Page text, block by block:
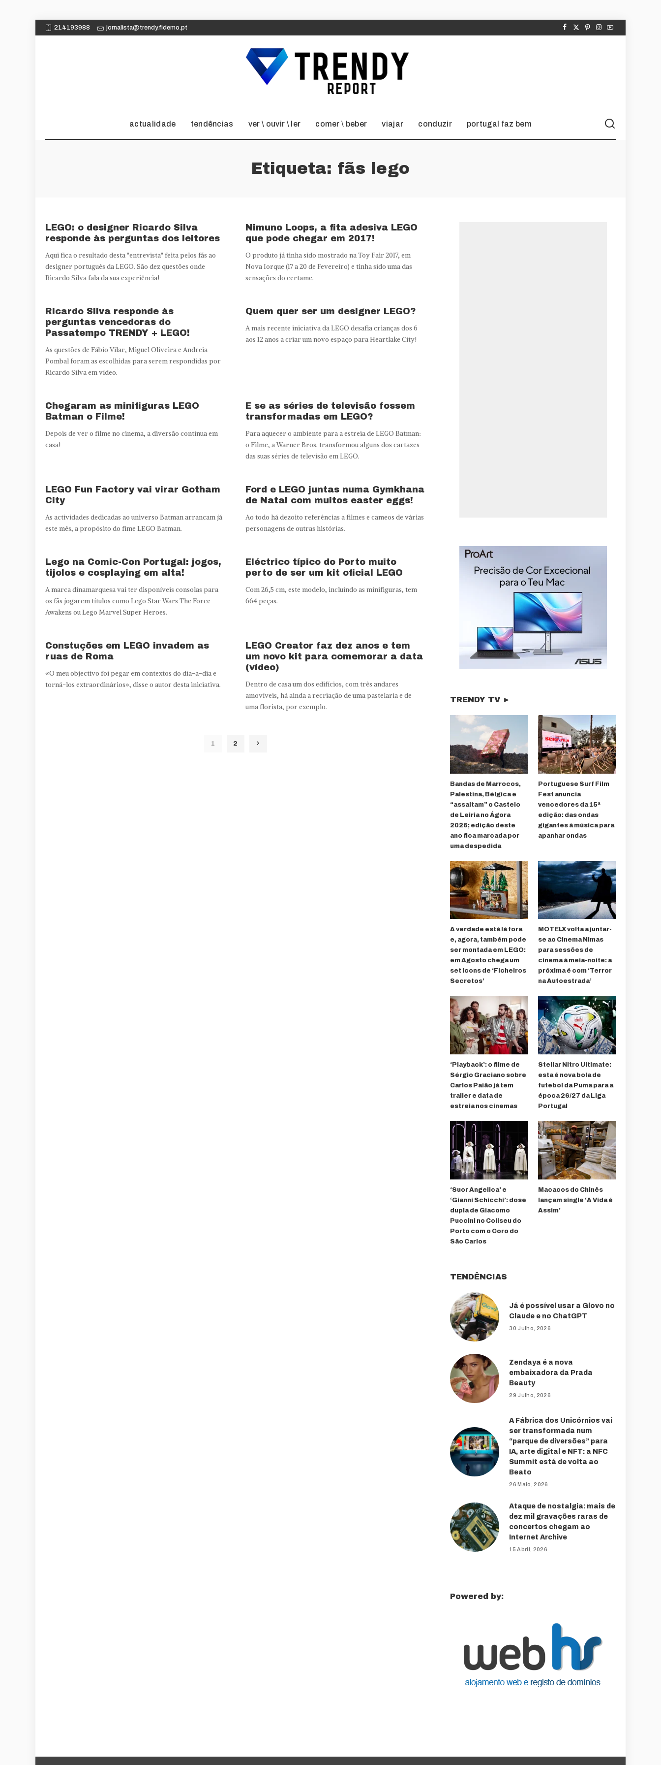
214193988 jornalista@trendy.fidemo.pt
actualidade tendências ver \ ouvir \ ler comer \ beber viajar conduzir portugal faz bem
Etiqueta: fãs lego
LEGO: o designer Ricardo Silva
responde às perguntas dos leitores
Aqui fica o resultado desta "entrevista" feita pelos fãs ao
designer português da LEGO. São dez questões onde
Ricardo Silva fala da sua experiência!
Nimuno Loops, a fita adesiva LEGO
que pode chegar em 2017!
O produto já tinha sido mostrado na Toy Fair 2017, em
Nova Iorque (17 a 20 de Fevereiro) e tinha sido uma das
sensações do certame.
Ricardo Silva responde às
perguntas vencedoras do
Passatempo TRENDY + LEGO!
As questões de Fábio Vilar, Miguel Oliveira e Andreia
Pombal foram as escolhidas para serem respondidas por
Ricardo Silva em vídeo.
Quem quer ser um designer LEGO?
A mais recente iniciativa da LEGO desafia crianças dos 6
aos 12 anos a criar um novo espaço para Heartlake City!
Chegaram as minifiguras LEGO
Batman o Filme!
Depois de ver o filme no cinema, a diversão continua em
casa!
E se as séries de televisão fossem
transformadas em LEGO?
Para aquecer o ambiente para a estreia de LEGO Batman:
o Filme, a Warner Bros. transformou alguns dos cartazes
das suas séries de televisão em LEGO.
LEGO Fun Factory vai virar Gotham
City
As actividades dedicadas ao universo Batman arrancam já
este mês, a propósito do fime LEGO Batman.
Ford e LEGO juntas numa Gymkhana
de Natal com muitos easter eggs!
Ao todo há dezoito referências a filmes e cameos de várias
personagens de outras histórias.
Lego na Comic-Con Portugal: jogos,
tijolos e cosplaying em alta!
A marca dinamarquesa vai ter disponíveis consolas para
os fãs jogarem títulos como Lego Star Wars The Force
Awakens ou Lego Marvel Super Heroes.
Eléctrico típico do Porto muito
perto de ser um kit oficial LEGO
Com 26,5 cm, este modelo, incluindo as minifiguras, tem
664 peças.
Constuções em LEGO invadem as
ruas de Roma
«O meu objectivo foi pegar em contextos do dia-a-dia e
torná-los extraordinários», disse o autor desta iniciativa.
LEGO Creator faz dez anos e tem
um novo kit para comemorar a data
(vídeo)
Dentro de casa um dos edifícios, com três andares
amovíveis, há ainda a recriação de uma pastelaria e de
uma florista, por exemplo.
1 2
TRENDY TV ►
Bandas de Marrocos,
Palestina, Bélgica e
“assaltam” o Castelo
de Leiria no Ágora
2026; edição deste
ano fica marcada por
uma despedida
Portuguese Surf Film
Fest anuncia
vencedores da 15ª
edição: das ondas
gigantes à música para
apanhar ondas
A verdade está lá fora
e, agora, também pode
ser montada em LEGO:
em Agosto chega um
set Icons de ‘Ficheiros
Secretos’
MOTELX volta a juntar-
se ao Cinema Nimas
para sessões de
cinema à meia-noite: a
próxima é com ‘Terror
na Autoestrada’
‘Playback’: o filme de
Sérgio Graciano sobre
Carlos Paião já tem
trailer e data de
estreia nos cinemas
Stellar Nitro Ultimate:
esta é nova bola de
futebol da Puma para a
época 26/27 da Liga
Portugal
‘Suor Angelica’ e
‘Gianni Schicchi’: dose
dupla de Giacomo
Puccini no Coliseu do
Porto com o Coro do
São Carlos
Macacos do Chinês
lançam single ‘A Vida é
Assim’
TENDÊNCIAS
Já é possível usar a Glovo no
Claude e no ChatGPT
30 Julho, 2026
Zendaya é a nova
embaixadora da Prada
Beauty
29 Julho, 2026
A Fábrica dos Unicórnios vai
ser transformada num
“parque de diversões” para
IA, arte digital e NFT: a NFC
Summit está de volta ao
Beato
26 Maio, 2026
Ataque de nostalgia: mais de
dez mil gravações raras de
concertos chegam ao
Internet Archive
15 Abril, 2026
Powered by: